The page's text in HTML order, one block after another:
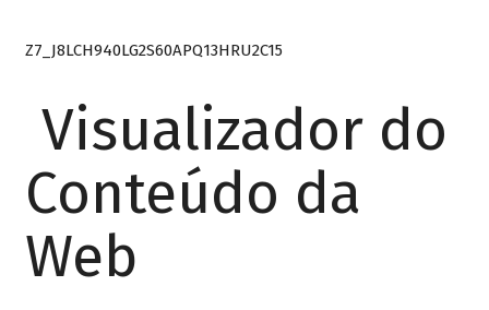
Z7_J8LCH940LG2S60APQ13HRU2C15
Visualizador do
Conteúdo da
Web